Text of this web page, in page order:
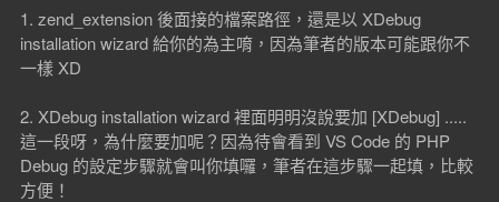
1. zend_extension 後面接的檔案路徑，還是以 XDebug
installation wizard 給你的為主唷，因為筆者的版本可能跟你不
一樣 XD
2. XDebug installation wizard 裡面明明沒說要加 [XDebug] .....
這一段呀，為什麼要加呢？因為待會看到 VS Code 的 PHP
Debug 的設定步驟就會叫你填囉，筆者在這步驟一起填，比較
方便！